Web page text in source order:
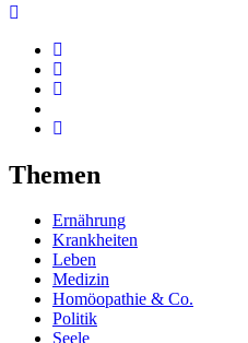
Themen
Ernährung
Krankheiten
Leben
Medizin
Homöopathie & Co.
Politik
Seele